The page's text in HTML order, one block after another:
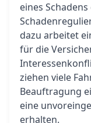
eines
dazu arbeitet
für die
ziehen viele
Beauftragung
eine
erhalten.